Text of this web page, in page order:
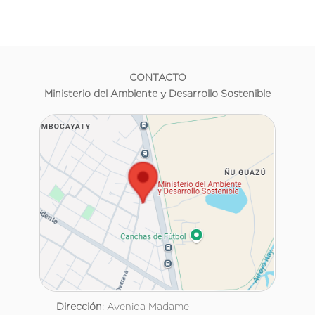
CONTACTO
Ministerio del Ambiente y Desarrollo Sostenible
Dirección: Avenida Madame